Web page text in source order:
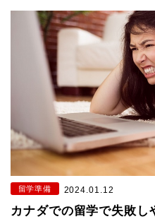
留学準備 2024.01.12
カナダでの留学で失敗